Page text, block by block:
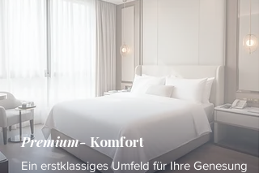
Premium-Komfort
Ein erstklassiges Umfeld für Ihre Genesung